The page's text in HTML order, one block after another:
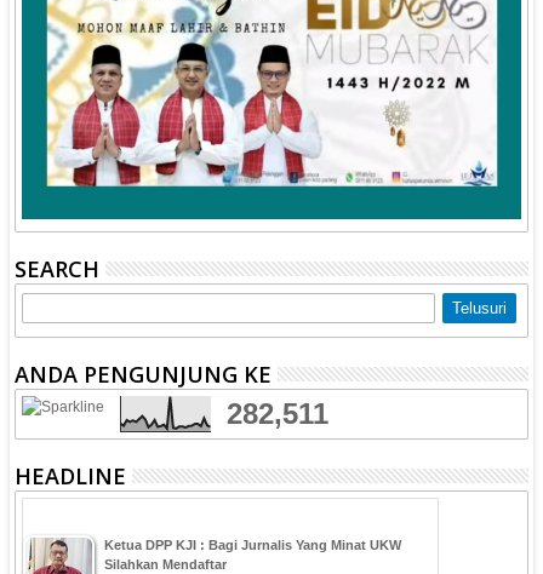
SEARCH
ANDA PENGUNJUNG KE
282,511
HEADLINE
Ketua DPP KJI : Bagi Jurnalis Yang Minat UKW
Silahkan Mendaftar